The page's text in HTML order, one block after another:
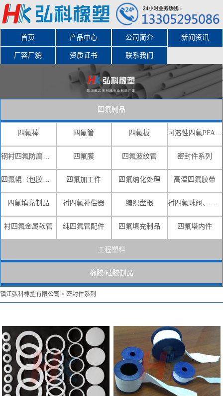
首页 产品中心 公司简介 新闻资讯
厂容厂貌 资质证书 联系我们
四氟制品
四氟棒 四氟管 四氟板 可溶性四氟PFA-FEP(F46)
钢衬四氟防腐系列 四氟膜 四氟波纹管 密封件系列
四氟辊（包胶辊） 四氟加工件 四氟纳化处理 高温四氟胶带
四氟填充制品 衬四氟补偿器 编织盘根 衬四氟球阀、蝶阀
衬四氟金属软管 纯四氟管配件 四氟填充制品 四氟塔内件
工程塑料
橡胶/硅胶制品
镇江弘科橡塑有限公司 > 密封件系列
四氟垫片 四氟生料带
膨体四氟密封带
查看详情